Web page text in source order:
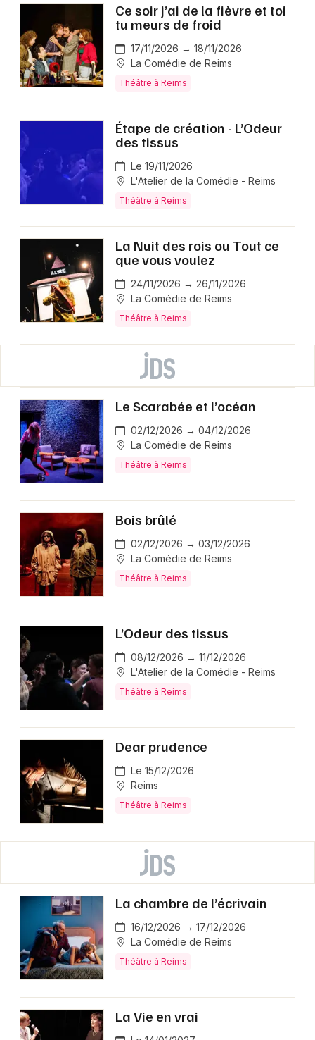
Ce soir j’ai de la fièvre et toi
tu meurs de froid
17/11/2026 → 18/11/2026
La Comédie de Reims
Théâtre à Reims
Étape de création - L’Odeur
des tissus
Le 19/11/2026
L'Atelier de la Comédie - Reims
Théâtre à Reims
La Nuit des rois ou Tout ce
que vous voulez
24/11/2026 → 26/11/2026
La Comédie de Reims
Théâtre à Reims
Le Scarabée et l’océan
02/12/2026 → 04/12/2026
La Comédie de Reims
Théâtre à Reims
Bois brûlé
02/12/2026 → 03/12/2026
La Comédie de Reims
Théâtre à Reims
L’Odeur des tissus
08/12/2026 → 11/12/2026
L'Atelier de la Comédie - Reims
Théâtre à Reims
Dear prudence
Le 15/12/2026
Reims
Théâtre à Reims
La chambre de l’écrivain
16/12/2026 → 17/12/2026
La Comédie de Reims
Théâtre à Reims
La Vie en vrai